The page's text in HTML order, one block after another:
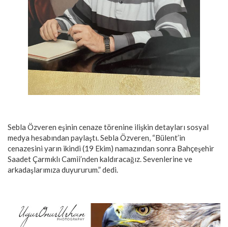
Sebla Özveren eşinin cenaze törenine ilişkin detayları sosyal
medya hesabından paylaştı. Sebla Özveren, “Bülent’in
cenazesini yarın ikindi (19 Ekim) namazından sonra Bahçeşehir
Saadet Çarmıklı Camii’nden kaldıracağız. Sevenlerine ve
arkadaşlarımıza duyururum.” dedi.